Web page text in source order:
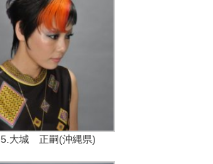
5.大城 正嗣(沖縄県)